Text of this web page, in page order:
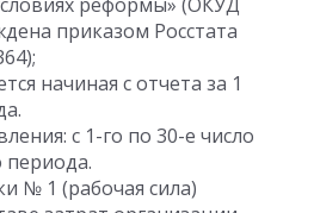
приказом Росстата
начиная с отчета за 1
с 1-го по 30-е число
периода.
№ 1 (рабочая сила)